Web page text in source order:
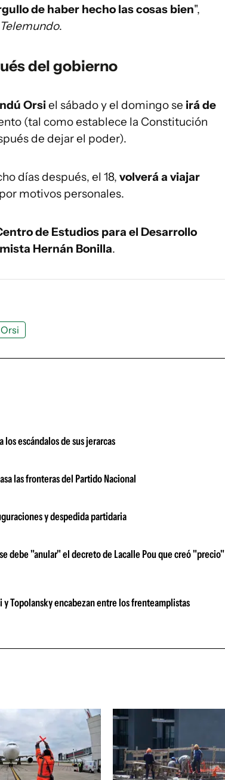
de haber hecho las cosas bien",
Telemundo.
del gobierno
Orsi el sábado y el domingo se irá de
(tal como establece la Constitución
de dejar el poder).
días después, el 18, volverá a viajar
motivos personales.
de Estudios para el Desarrollo
Hernán Bonilla.
escándalos de sus jerarcas
las fronteras del Partido Nacional
y despedida partidaria
debe "anular" el decreto de Lacalle Pou que creó "precio"
Topolansky encabezan entre los frenteamplistas